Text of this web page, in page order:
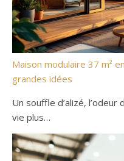
Maison modulaire 37 m²
grandes idées
Un souffle d’alizé, l’odeur
vie plus…